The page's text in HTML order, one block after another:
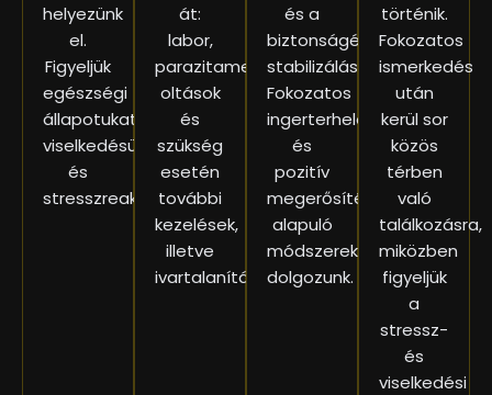
helyezünk
el.
Figyeljük
egészségi
állapotukat,
viselkedésüket
és
stresszreakcióikat.
át:
labor,
parazitamentesítés,
oltások
és
szükség
esetén
további
kezelések,
illetve
ivartalanítás.
és a
biztonságérzet
stabilizálása.
Fokozatos
ingerterheléssel
és
pozitív
megerősítésen
alapuló
módszerekkel
dolgozunk.
történik.
Fokozatos
ismerkedés
után
kerül sor
közös
térben
való
találkozásra,
miközben
figyeljük
a
stressz-
és
viselkedési